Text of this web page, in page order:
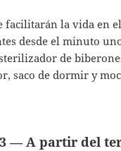
facilitarán la vida en
desde el minuto
de
saco de dormir y
— A partir del